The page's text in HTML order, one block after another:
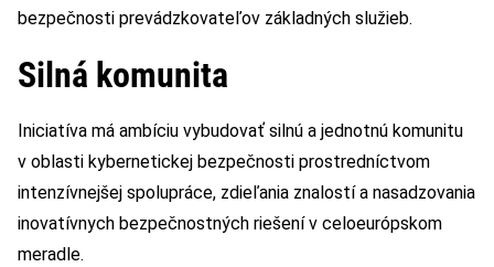
bezpečnosti prevádzkovateľov základných služieb.
Silná komunita
Iniciatíva má ambíciu vybudovať silnú a jednotnú komunitu
v oblasti kybernetickej bezpečnosti prostredníctvom
intenzívnejšej spolupráce, zdieľania znalostí a nasadzovania
inovatívnych bezpečnostných riešení v celoeurópskom
meradle.